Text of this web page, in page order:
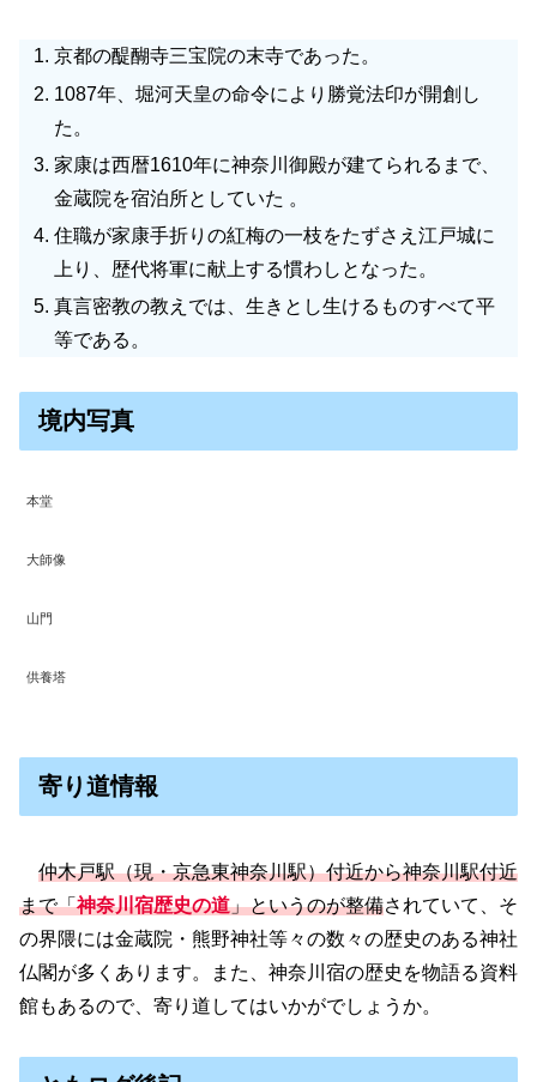
京都の醍醐寺三宝院の末寺であった。
1087年、堀河天皇の命令により勝覚法印が開創し
た。
家康は西暦1610年に神奈川御殿が建てられるまで、
金蔵院を宿泊所としていた 。
住職が家康手折りの紅梅の一枝をたずさえ江戸城に
上り、歴代将軍に献上する慣わしとなった。
真言密教の教えでは、生きとし生けるものすべて平
等である。
境内写真
本堂
大師像
山門
供養塔
寄り道情報
仲木戸駅（現・京急東神奈川駅）付近から神奈川駅付近
まで「神奈川宿歴史の道」というのが整備されていて、そ
の界隈には金蔵院・熊野神社等々の数々の歴史のある神社
仏閣が多くあります。また、神奈川宿の歴史を物語る資料
館もあるので、寄り道してはいかがでしょうか。